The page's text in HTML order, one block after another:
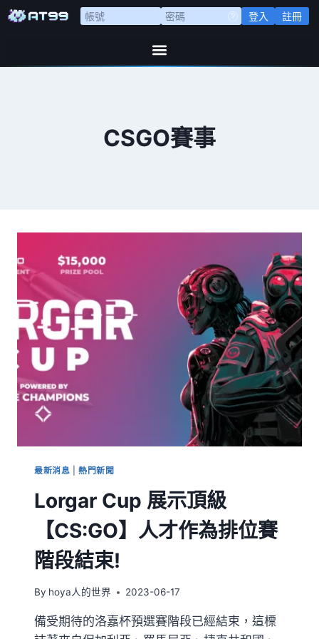
登入 註冊
CSGO賽事
最新消息 |熱門新聞
Lorgar Cup 展示頂級
【CS:GO】人才作為排位賽
階段結束!
By hoya人的世界 2023-06-17
備受期待的洛嘉杯預選賽階段已經結束，這標